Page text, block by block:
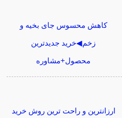
کاهش محسوس جای بخیه و
زخم◀خرید جدیدترین
محصول+مشاوره
ارزانترین و راحت ترین روش خرید